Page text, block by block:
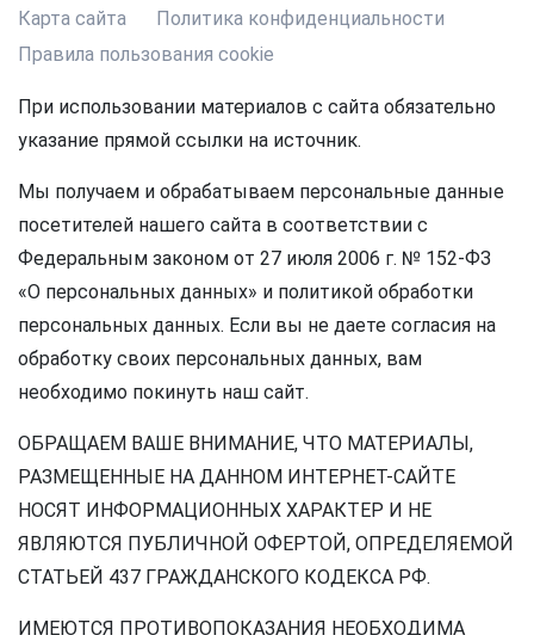
Карта сайта
Политика конфиденциальности
Правила пользования cookie
При использовании материалов с сайта обязательно
указание прямой ссылки на источник.
Мы получаем и обрабатываем персональные данные
посетителей нашего сайта в соответствии с
Федеральным законом от 27 июля 2006 г. № 152-ФЗ
«О персональных данных» и политикой обработки
персональных данных. Если вы не даете согласия на
обработку своих персональных данных, вам
необходимо покинуть наш сайт.
ОБРАЩАЕМ ВАШЕ ВНИМАНИЕ, ЧТО МАТЕРИАЛЫ,
РАЗМЕЩЕННЫЕ НА ДАННОМ ИНТЕРНЕТ-САЙТЕ
НОСЯТ ИНФОРМАЦИОННЫХ ХАРАКТЕР И НЕ
ЯВЛЯЮТСЯ ПУБЛИЧНОЙ ОФЕРТОЙ, ОПРЕДЕЛЯЕМОЙ
СТАТЬЕЙ 437 ГРАЖДАНСКОГО КОДЕКСА РФ.
ИМЕЮТСЯ ПРОТИВОПОКАЗАНИЯ НЕОБХОДИМА